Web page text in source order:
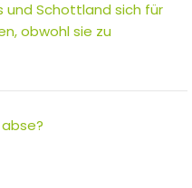
und Schottland sich für
obwohl sie zu